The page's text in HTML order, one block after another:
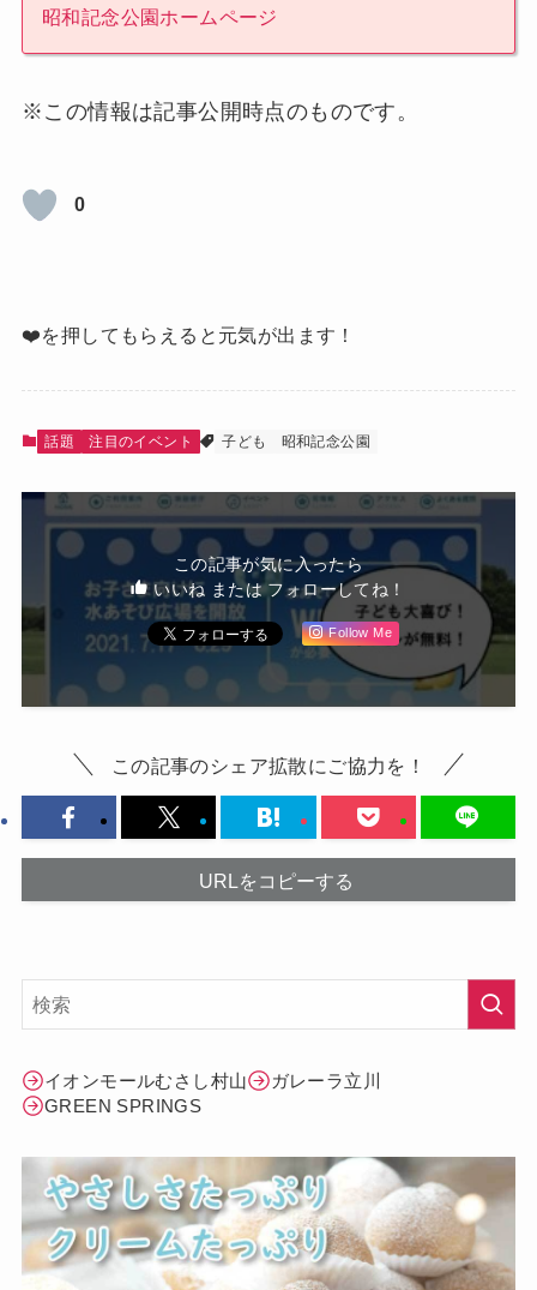
昭和記念公園ホームページ
※この情報は記事公開時点のものです。
0
❤️を押してもらえると元気が出ます！
話題 注目のイベント 子ども 昭和記念公園
この記事が気に入ったら
いいね または フォローしてね！
Follow Me
この記事のシェア拡散にご協力を！
URLをコピーする
イオンモールむさし村山
ガレーラ立川
GREEN SPRINGS